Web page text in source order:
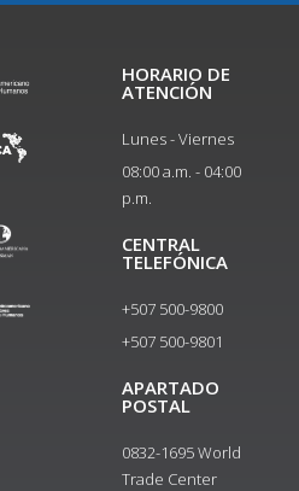
HORARIO DE
ATENCIÓN
Lunes - Viernes
08:00 a.m. - 04:00
p.m.
CENTRAL
TELEFÓNICA
+507 500-9800
+507 500-9801​
APARTADO
POSTAL
0832-1695 World
Trade Center